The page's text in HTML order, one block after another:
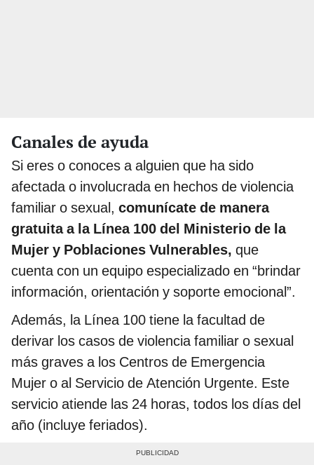
Canales de ayuda
Si eres o conoces a alguien que ha sido
afectada o involucrada en hechos de violencia
familiar o sexual, comunícate de manera
gratuita a la Línea 100 del Ministerio de la
Mujer y Poblaciones Vulnerables, que
cuenta con un equipo especializado en “brindar
información, orientación y soporte emocional”.
Además, la Línea 100 tiene la facultad de
derivar los casos de violencia familiar o sexual
más graves a los Centros de Emergencia
Mujer o al Servicio de Atención Urgente. Este
servicio atiende las 24 horas, todos los días del
año (incluye feriados).